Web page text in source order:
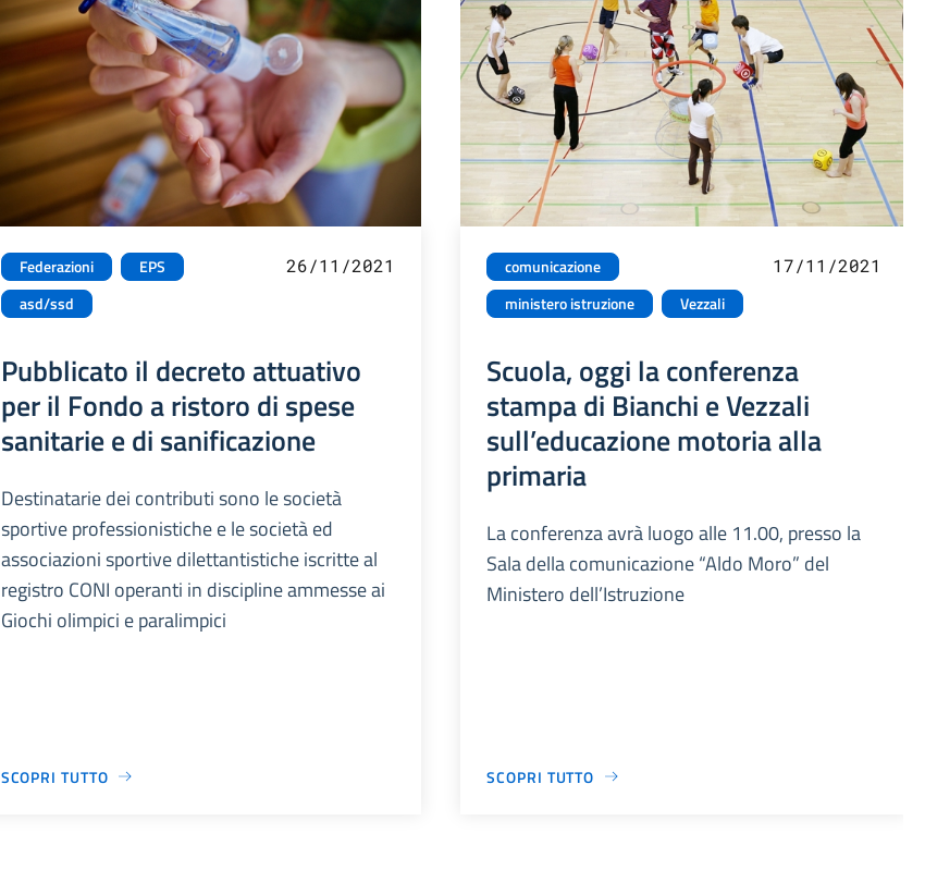
Federazioni
EPS
asd/ssd
26/11/2021
Pubblicato il decreto attuativo
per il Fondo a ristoro di spese
sanitarie e di sanificazione
Destinatarie dei contributi sono le società
sportive professionistiche e le società ed
associazioni sportive dilettantistiche iscritte al
registro CONI operanti in discipline ammesse ai
Giochi olimpici e paralimpici
SCOPRI TUTTO
comunicazione
ministero istruzione
Vezzali
17/11/2021
Scuola, oggi la conferenza
stampa di Bianchi e Vezzali
sull’educazione motoria alla
primaria
La conferenza avrà luogo alle 11.00, presso la
Sala della comunicazione “Aldo Moro” del
Ministero dell’Istruzione
SCOPRI TUTTO